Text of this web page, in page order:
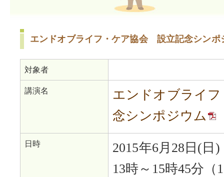
エンドオブライフ・ケア協会 設立記念シンポ
対象者
講演名
エンドオブライ
念シンポジウム
日時
2015年6月28日(日)
13時～15時45分（